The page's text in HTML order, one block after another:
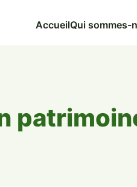
AccueilQui sommes-